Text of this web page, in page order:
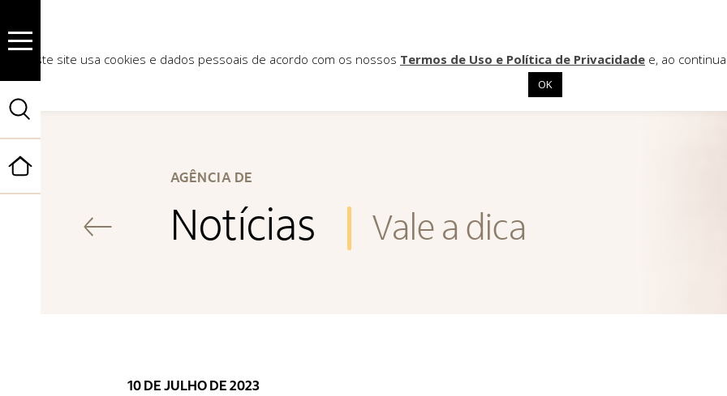
AGÊNCIA DE
Notícias Vale a dica
10 DE JULHO DE 2023
Este site usa cookies e dados pessoais de acordo com os nossos Termos de Uso e Política de Privacidade e, ao
OK